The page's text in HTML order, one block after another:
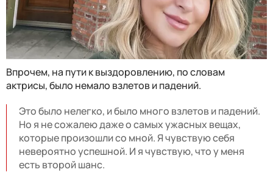
Впрочем, на пути к выздоровлению, по словам
актрисы, было немало взлетов и падений.
Это было нелегко, и было много взлетов и падений.
Но я не сожалею даже о самых ужасных вещах,
которые произошли со мной. Я чувствую себя
невероятно успешной. И я чувствую, что у меня
есть второй шанс.